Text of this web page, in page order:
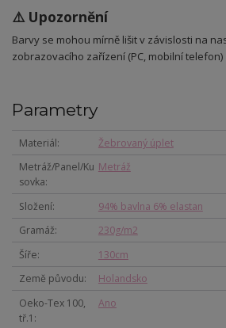
⚠️ Upozornění
Barvy se mohou mírně lišit v závislosti na
zobrazovacího zařízení (PC, mobilní telefon)
Parametry
Materiál
Žebrovaný úplet
Metráž/Panel/Ku
sovka
Metráž
Složení
94% bavlna 6% elastan
Gramáž
230g/m2
Šíře
130cm
Země původu
Holandsko
Oeko-Tex 100,
tř.1
Ano